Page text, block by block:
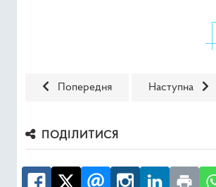
Попередня стаття: Запорізька АЕС
Попередня Наступна
Наступна
ПОДІЛИТИСЯ